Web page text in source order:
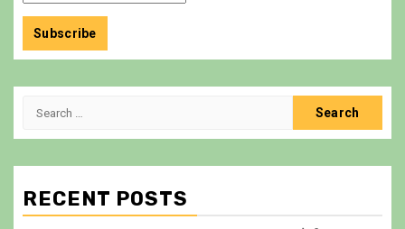
Search
RECENT POSTS